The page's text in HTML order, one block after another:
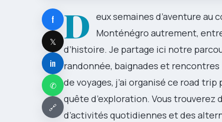
f
𝕏
in
✆
🔗
D eux semaines d’aventure
Monténégro autrement,
d’histoire. Je partage ici notre
randonnée, baignades et
de voyages, j’ai organisé ce road
quête d’exploration. Vous trouverez
d’activités quotidiennes et des